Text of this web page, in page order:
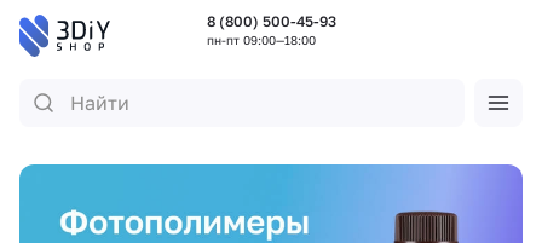
8 (800) 500-45-93
пн-пт 09:00—18:00